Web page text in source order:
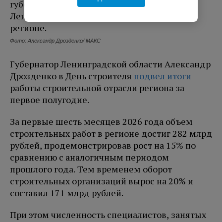
Фото: Александр Дрозденко/ МАКС
Губернатор Ленинградской области Александр
Дрозденко в День строителя подвел итоги
работы строительной отрасли региона за
первое полугодие.
За первые шесть месяцев 2026 года объем
строительных работ в регионе достиг 282 млрд
рублей, продемонстрировав рост на 15% по
сравнению с аналогичным периодом
прошлого года. Тем временем оборот
строительных организаций вырос на 20% и
составил 171 млрд рублей.
При этом численность специалистов, занятых